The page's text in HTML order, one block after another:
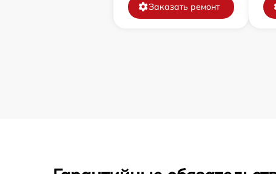
Заказать ремонт